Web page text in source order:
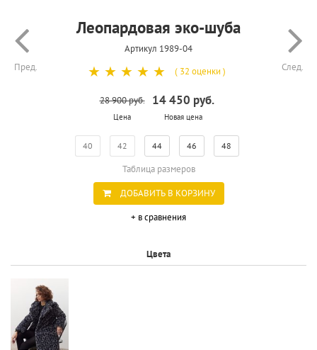
Пред.
Леопардовая эко-шуба
Артикул 1989-04
След.
☆
☆
☆
☆
☆ ( 32 оценки )
28 900 руб.
Цена
14 450 руб.
Новая цена
40 42 44 46 48
Таблица размеров
ДОБАВИТЬ В КОРЗИНУ
+ в сравнения
Цвета